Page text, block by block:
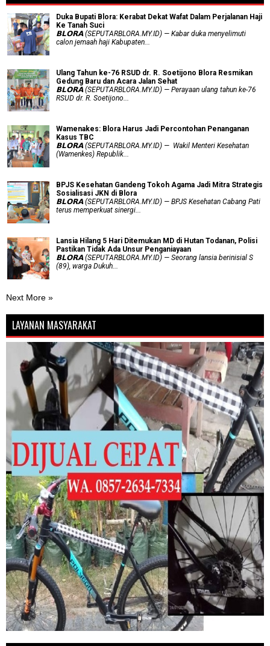
Duka Bupati Blora: Kerabat Dekat Wafat Dalam Perjalanan Haji
Ke Tanah Suci
𝗕𝗟𝗢𝗥𝗔 (SEPUTARBLORA.MY.ID) — Kabar duka menyelimuti
calon jemaah haji Kabupaten...
Ulang Tahun ke-76 RSUD dr. R. Soetijono Blora Resmikan
Gedung Baru dan Acara Jalan Sehat
𝗕𝗟𝗢𝗥𝗔 (SEPUTARBLORA.MY.ID) — Perayaan ulang tahun ke-76
RSUD dr. R. Soetijono...
Wamenakes: Blora Harus Jadi Percontohan Penanganan
Kasus TBC
𝗕𝗟𝗢𝗥𝗔 (SEPUTARBLORA.MY.ID) — Wakil Menteri Kesehatan
(Wamenkes) Republik...
BPJS Kesehatan Gandeng Tokoh Agama Jadi Mitra Strategis
Sosialisasi JKN di Blora
𝗕𝗟𝗢𝗥𝗔 (SEPUTARBLORA.MY.ID) — BPJS Kesehatan Cabang Pati
terus memperkuat sinergi...
Lansia Hilang 5 Hari Ditemukan MD di Hutan Todanan, Polisi
Pastikan Tidak Ada Unsur Penganiayaan
𝗕𝗟𝗢𝗥𝗔 (SEPUTARBLORA.MY.ID) — Seorang lansia berinisial S
(89), warga Dukuh...
Next More »
LAYANAN MASYARAKAT